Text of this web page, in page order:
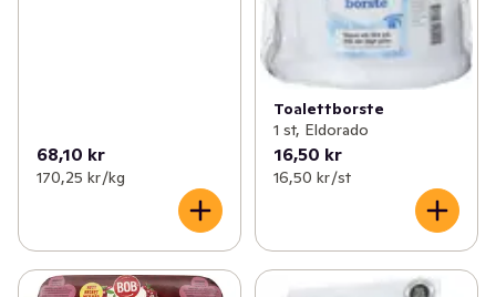
68,10 kr
170,25 kr /kg
Toalettborste
1 st, Eldorado
16,50 kr
16,50 kr /st